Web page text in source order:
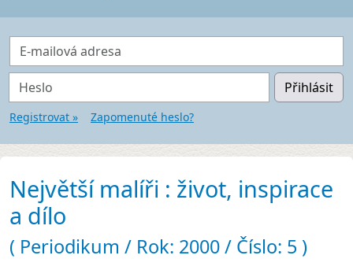
E-mailová adresa
Heslo Přihlásit
Registrovat » Zapomenuté heslo?
Největší malíři : život, inspirace
a dílo
( Periodikum / Rok: 2000 / Číslo: 5 )